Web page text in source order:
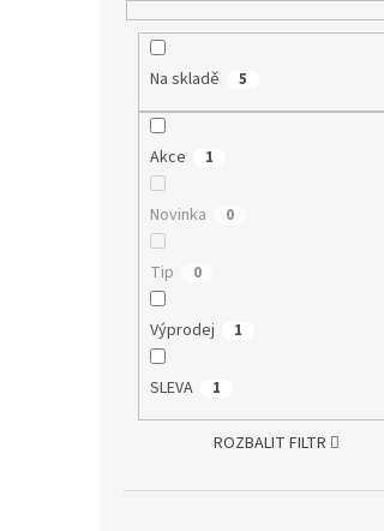
Na skladě 5
Akce 1
Novinka 0
Tip 0
Výprodej 1
SLEVA 1
ROZBALIT FILTR